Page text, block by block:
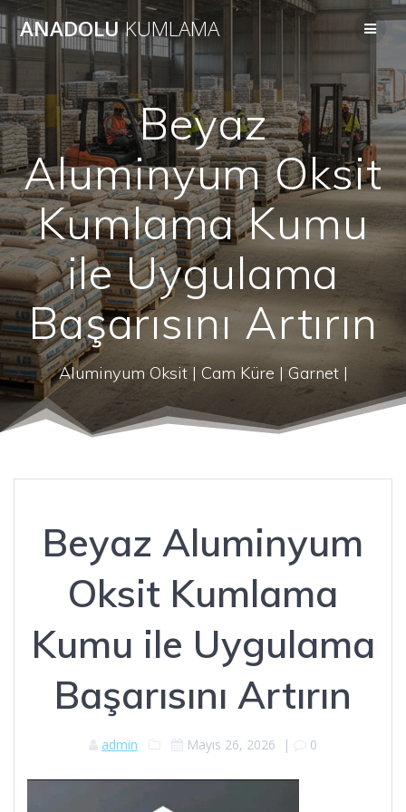
to
ANADOLUKUMLAMA
Beyaz
Aluminyum Oksit
Kumlama Kumu
ile Uygulama
Başarısını Artırın
Aluminyum Oksit | Cam Küre | Garnet |
Beyaz Aluminyum
Oksit Kumlama
Kumu ile Uygulama
Başarısını Artırın
admin Mayıs 26, 2026 | 0